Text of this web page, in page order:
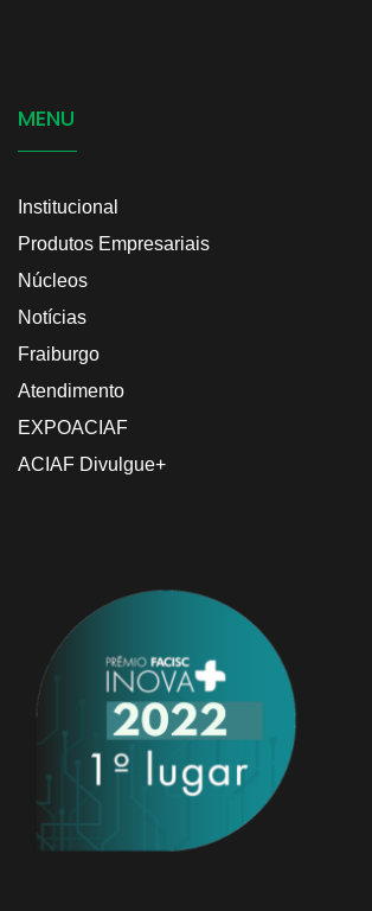
MENU
Institucional
Produtos Empresariais
Núcleos
Notícias
Fraiburgo
Atendimento
EXPOACIAF
ACIAF Divulgue+